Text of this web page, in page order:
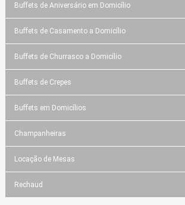
Buffets de Aniversário em Domicílio
Buffets de Casamento a Domicílio
Buffets de Churrasco a Domicílio
Buffets de Crepes
Buffets em Domicílios
Champanheiras
Locação de Mesas
Rechaud